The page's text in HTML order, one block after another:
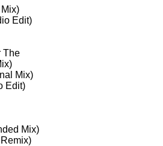
Edit)
The
Mix)
Edit)
Mix)